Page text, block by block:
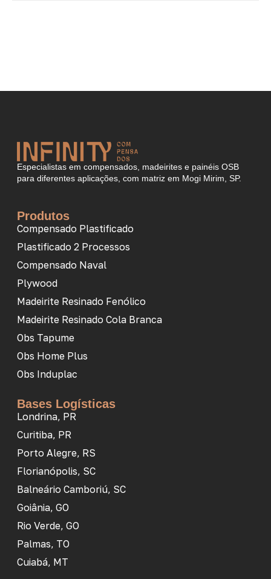
Especialistas em compensados, madeirites e painéis OSB
para diferentes aplicações, com matriz em Mogi Mirim, SP.
Produtos
Compensado Plastificado
Plastificado 2 Processos
Compensado Naval
Plywood
Madeirite Resinado Fenólico
Madeirite Resinado Cola Branca
Obs Tapume
Obs Home Plus
Obs Induplac
Bases Logísticas
Londrina, PR
Curitiba, PR
Porto Alegre, RS
Florianópolis, SC
Balneário Camboriú, SC
Goiânia, GO
Rio Verde, GO
Palmas, TO
Cuiabá, MT